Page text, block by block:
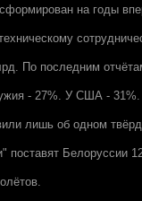
сформирован на годы
По последним
- 27%. У США -
лишь об одном
поставят Белоруссии